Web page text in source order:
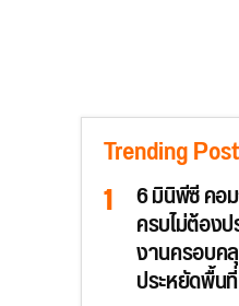
Trending Post
6 มินิพีซี คอ
ครบไม่ต้อง
งานครอบค
ประหยัดพื้นที่